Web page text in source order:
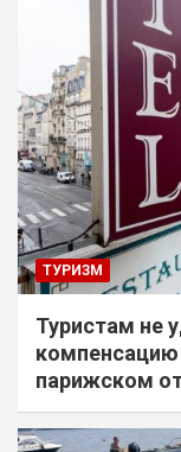
ТУРИЗМ
Туристам не
парижском